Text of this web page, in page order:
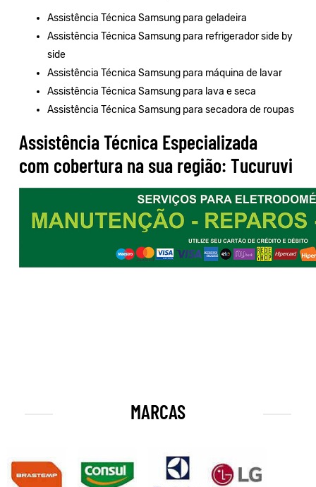
Assistência Técnica Samsung para geladeira
Assistência Técnica Samsung para refrigerador side by
side
Assistência Técnica Samsung para máquina de lavar
Assistência Técnica Samsung para lava e seca
Assistência Técnica Samsung para secadora de roupas
Assistência Técnica Especializada
com cobertura na sua região: Tucuruvi
MARCAS